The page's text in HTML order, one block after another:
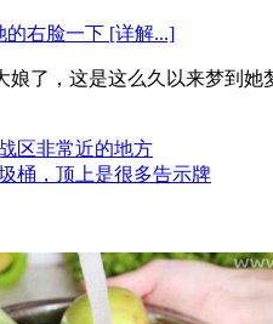
右脸一下 [详解...]
娘了，这是这么久以来梦到
区非常近的地方
桶，顶上是很多告示牌